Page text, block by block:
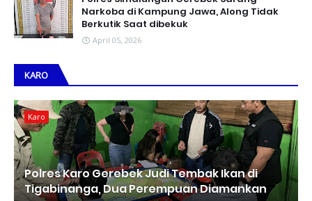
Narkoba di Kampung Jawa, Along Tidak
Berkutik Saat dibekuk
April 05, 2026
KARO
Karo
Polres Karo Gerebek Judi Tembak Ikan di
Tigabinanga, Dua Perempuan Diamankan